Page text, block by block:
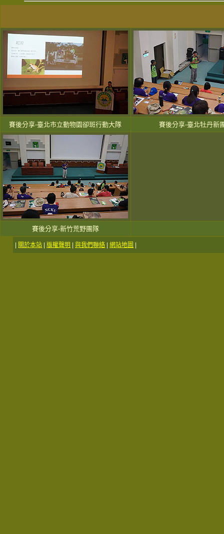
賽後分享-臺北市立動物園卻斑行動大隊 賽後分享-臺北牡丹新
賽後分享-新竹荒野團隊
關於本站 |版權聲明 |與我們聯絡 |網站地圖